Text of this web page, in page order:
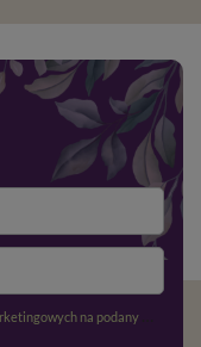
przetwarzanie danych osobowych zgodnie z